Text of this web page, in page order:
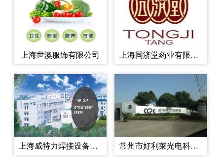
上海世澳服饰有限公司 上海同济堂药业有限公司
上海威特力焊接设备制造股份有限公司 常州市好利莱光电科技有限公司